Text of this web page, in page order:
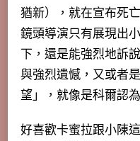
猶新），就在宣布死
鏡頭導演只有展現出
下，還是能強烈地訴
與強烈遺憾，又或者
望」，就像是科爾認
好喜歡卡蜜拉跟小陳